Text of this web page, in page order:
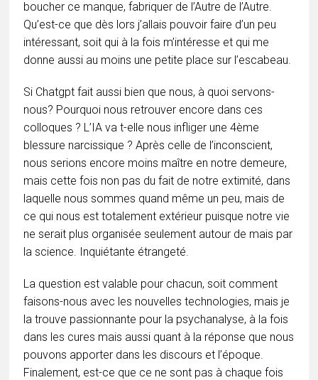
boucher ce manque, fabriquer de l’Autre de l’Autre.
Qu’est-ce que dès lors j’allais pouvoir faire d’un peu
intéressant, soit qui à la fois m’intéresse et qui me
donne aussi au moins une petite place sur l’escabeau.
Si Chatgpt fait aussi bien que nous, à quoi servons-
nous? Pourquoi nous retrouver encore dans ces
colloques ? L’IA va t-elle nous infliger une 4ème
blessure narcissique ? Après celle de l’inconscient,
nous serions encore moins maître en notre demeure,
mais cette fois non pas du fait de notre extimité, dans
laquelle nous sommes quand même un peu, mais de
ce qui nous est totalement extérieur puisque notre vie
ne serait plus organisée seulement autour de mais par
la science. Inquiétante étrangeté.
La question est valable pour chacun, soit comment
faisons-nous avec les nouvelles technologies, mais je
la trouve passionnante pour la psychanalyse, à la fois
dans les cures mais aussi quant à la réponse que nous
pouvons apporter dans les discours et l’époque.
Finalement, est-ce que ce ne sont pas à chaque fois